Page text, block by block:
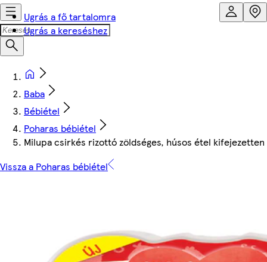
Ugrás a fő tartalomra
Ugrás a kereséshez
Baba
Bébiétel
Poharas bébiétel
Milupa csirkés rizottó zöldséges, húsos étel kifejezetten
Vissza a Poharas bébiétel